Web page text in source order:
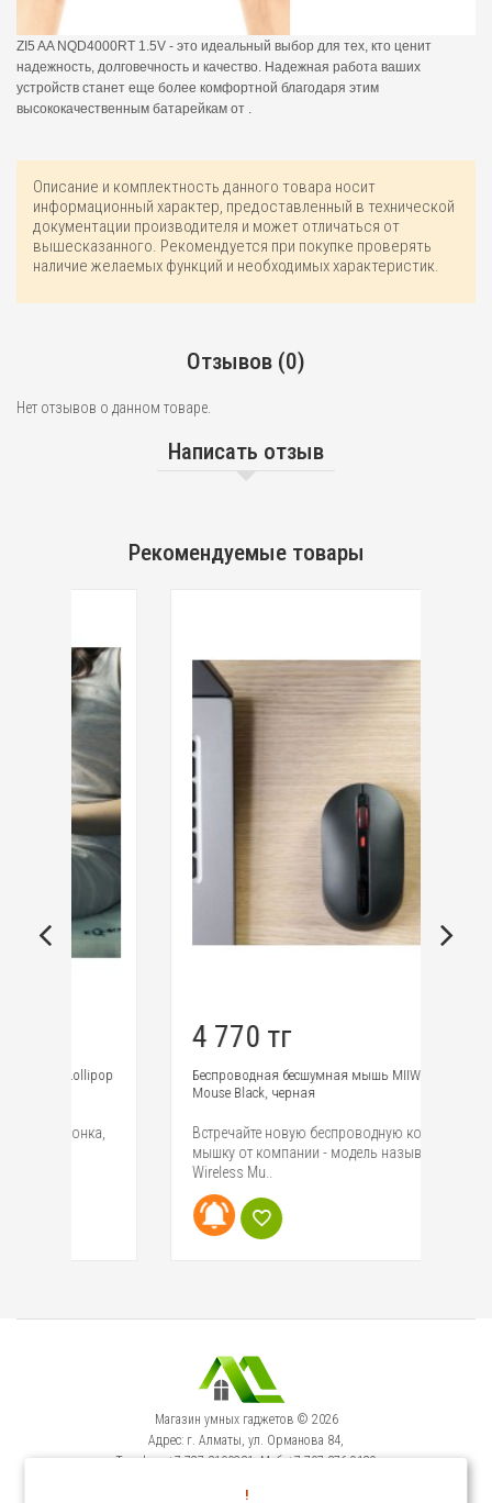
ZI5 AA NQD4000RT 1.5V - это идеальный выбор для тех, кто ценит
надежность, долговечность и качество. Надежная работа ваших
устройств станет еще более комфортной благодаря этим
высококачественным батарейкам от .
Описание и комплектность данного товара носит
информационный характер, предоставленный в технической
документации производителя и может отличаться от
вышесказанного. Рекомендуется при покупке проверять
наличие желаемых функций и необходимых характеристик.
Отзывов (0)
Нет отзывов о данном товаре.
Написать отзыв
Рекомендуемые товары
4 770 тг
Беспроводная бесшумная мышь MIIW Wireless Mute
Mouse Black, черная
Встречайте новую беспроводную компьютерную
мышку от компании - модель называется MIIW
Магазин умных гаджетов © 2026
Адрес: г. Алматы, ул. Орманова 84,
Телефон: +7-727-3100231, Моб: +7-707-376-9129
Сервисный Центр: г. Алматы, ул. Орманова 84.
!